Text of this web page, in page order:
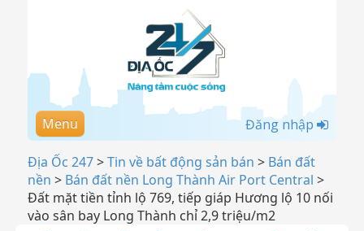
Menu Đăng nhập
Địa Ốc 247>Tin về bất động sản bán > Bán đất
nền > Bán đất nền Long Thành Air Port Central >
Đất mặt tiền tỉnh lộ 769, tiếp giáp Hương lộ 10 nối
vào sân bay Long Thành chỉ 2,9 triệu/m2